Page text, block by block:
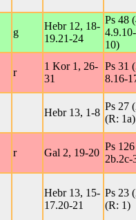
g
Hebr 12, 18-
19.21-24
Ps 48
10)
r
1 Kor 1, 26-
31
Ps 31
8.16-
Hebr 13, 1-8
Ps 27
(R: 1a)
r Gal 2, 19-20
Ps
2b.2c-
Hebr 13, 15-
17.20-21
Ps 23
(R: 1)